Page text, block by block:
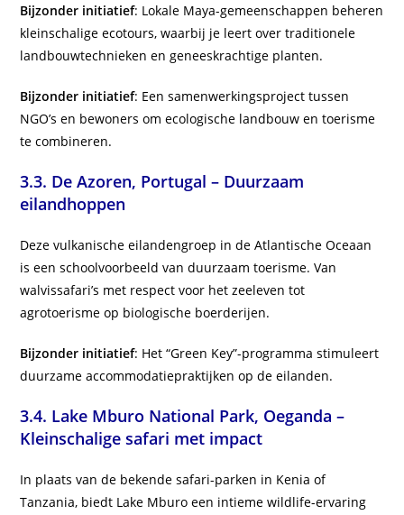
Bijzonder initiatief: Lokale Maya-gemeenschappen beheren
kleinschalige ecotours, waarbij je leert over traditionele
landbouwtechnieken en geneeskrachtige planten.
Bijzonder initiatief: Een samenwerkingsproject tussen
NGO’s en bewoners om ecologische landbouw en toerisme
te combineren.
3.3. De Azoren, Portugal – Duurzaam
eilandhoppen
Deze vulkanische eilandengroep in de Atlantische Oceaan
is een schoolvoorbeeld van duurzaam toerisme. Van
walvissafari’s met respect voor het zeeleven tot
agrotoerisme op biologische boerderijen.
Bijzonder initiatief: Het “Green Key”-programma stimuleert
duurzame accommodatiepraktijken op de eilanden.
3.4. Lake Mburo National Park, Oeganda –
Kleinschalige safari met impact
In plaats van de bekende safari-parken in Kenia of
Tanzania, biedt Lake Mburo een intieme wildlife-ervaring